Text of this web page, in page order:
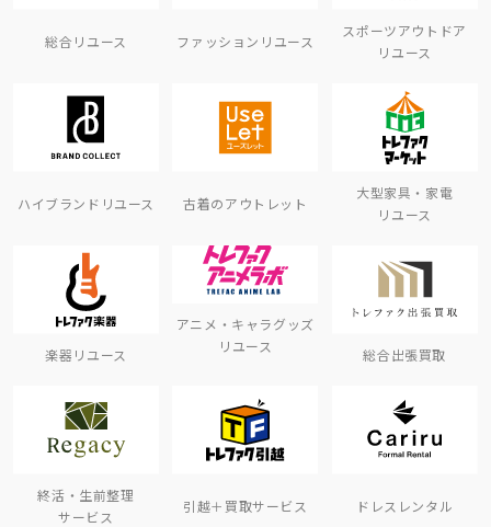
総合リユース ファッションリユース
スポーツアウトドア
リユース
ハイブランドリユース 古着のアウトレット
大型家具・家電
リユース
楽器リユース
アニメ・キャラグッズ
リユース
総合出張買取
終活・生前整理
サービス
引越＋買取サービス ドレスレンタル